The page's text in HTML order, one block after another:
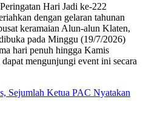
Hari Jadi ke-222
dengan gelaran tahunan
keramaian Alun-alun Klaten,
pada Minggu (19/7/2026)
hari penuh hingga Kamis
mengunjungi event ini secara